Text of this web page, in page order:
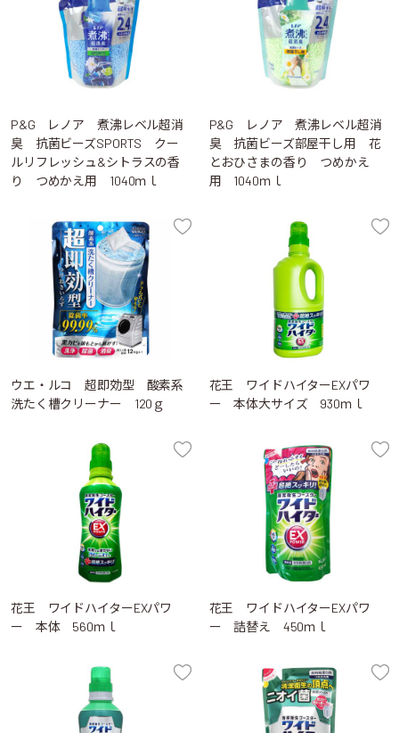
P&G レノア 煮沸レベル超消
臭 抗菌ビーズSPORTS クー
ルリフレッシュ&シトラスの香
り つめかえ用 1040ｍｌ
P&G レノア 煮沸レベル超消
臭 抗菌ビーズ部屋干し用 花
とおひさまの香り つめかえ
用 1040ｍｌ
ウエ・ルコ 超即効型 酸素系
洗たく槽クリーナー 120ｇ
花王 ワイドハイターEXパワ
ー 本体大サイズ 930ｍｌ
花王 ワイドハイターEXパワ
ー 本体 560ｍｌ
花王 ワイドハイターEXパワ
ー 詰替え 450ｍｌ